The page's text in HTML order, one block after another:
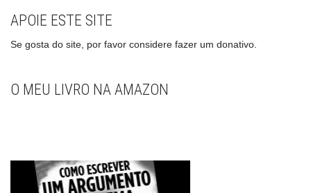
APOIE ESTE SITE
Se gosta do site, por favor considere fazer um donativo.
O MEU LIVRO NA AMAZON